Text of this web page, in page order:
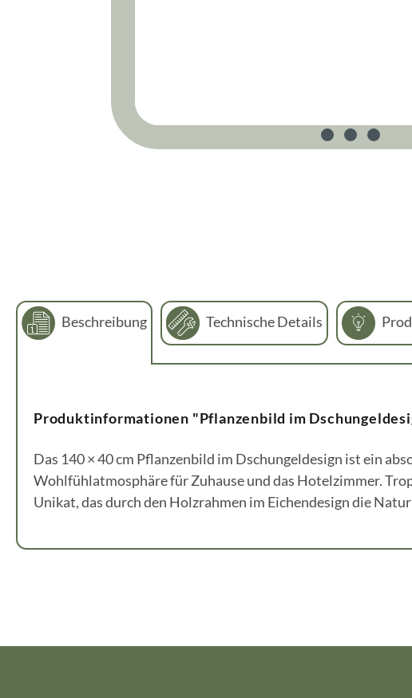
Beschreibung Technische Details
Produktinformationen "Pflanzenbild im
Das 140 × 40 cm Pflanzenbild im Dschungeldesign ist ein
Wohlfühlatmosphäre für Zuhause und das Hotelzimmer.
Unikat, das durch den Holzrahmen im Eichendesign die